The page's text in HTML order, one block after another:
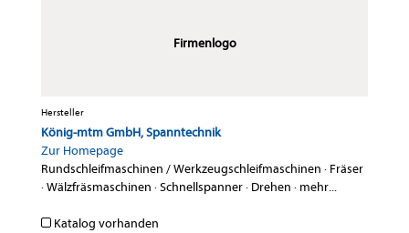
Firmenlogo
Hersteller
König-mtm GmbH, Spanntechnik
Zur Homepage
Rundschleifmaschinen / Werkzeugschleifmaschinen · Fräser
·Wälzfräsmaschinen ·Schnellspanner· Drehen · mehr...
Katalog vorhanden